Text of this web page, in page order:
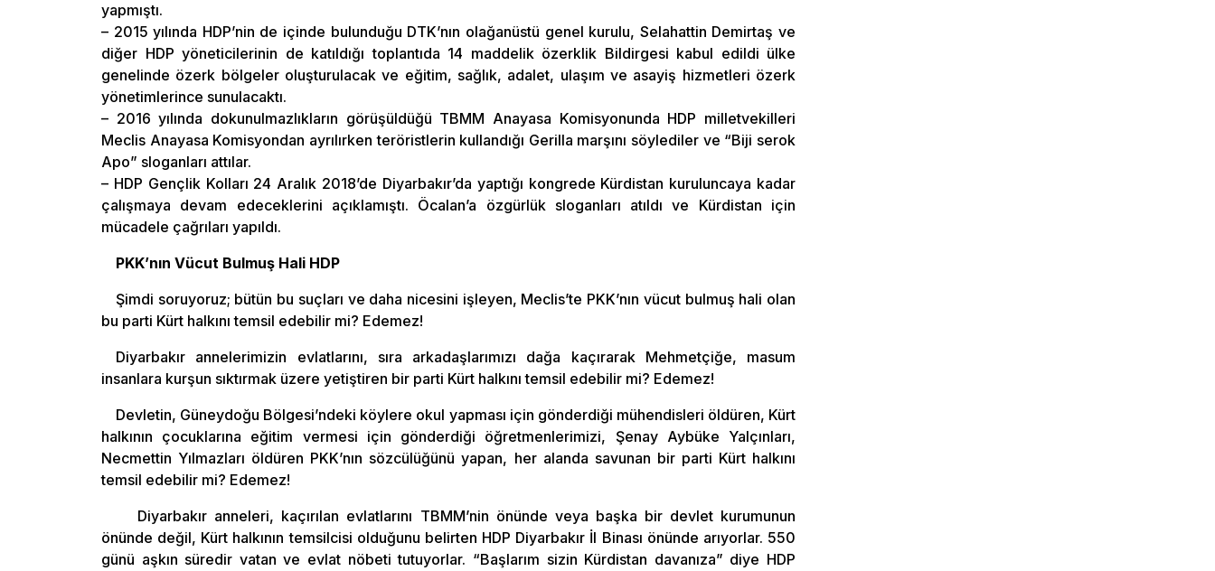
yapmıştı.
– 2015 yılında HDP’nin de içinde bulunduğu DTK’nın olağanüstü genel kurulu, Selahattin Demirtaş ve
diğer HDP yöneticilerinin de katıldığı toplantıda 14 maddelik özerklik Bildirgesi kabul edildi ülke
genelinde özerk bölgeler oluşturulacak ve eğitim, sağlık, adalet, ulaşım ve asayiş hizmetleri özerk
yönetimlerince sunulacaktı.
– 2016 yılında dokunulmazlıkların görüşüldüğü TBMM Anayasa Komisyonunda HDP milletvekilleri
Meclis Anayasa Komisyondan ayrılırken teröristlerin kullandığı Gerilla marşını söylediler ve “Biji serok
Apo” sloganları attılar.
– HDP Gençlik Kolları 24 Aralık 2018’de Diyarbakır’da yaptığı kongrede Kürdistan kuruluncaya kadar
çalışmaya devam edeceklerini açıklamıştı. Öcalan’a özgürlük sloganları atıldı ve Kürdistan için
mücadele çağrıları yapıldı.
PKK’nın Vücut Bulmuş Hali HDP
Şimdi soruyoruz; bütün bu suçları ve daha nicesini işleyen, Meclis’te PKK’nın vücut bulmuş hali olan
bu parti Kürt halkını temsil edebilir mi? Edemez!
Diyarbakır annelerimizin evlatlarını, sıra arkadaşlarımızı dağa kaçırarak Mehmetçiğe, masum
insanlara kurşun sıktırmak üzere yetiştiren bir parti Kürt halkını temsil edebilir mi? Edemez!
Devletin, Güneydoğu Bölgesi’ndeki köylere okul yapması için gönderdiği mühendisleri öldüren, Kürt
halkının çocuklarına eğitim vermesi için gönderdiği öğretmenlerimizi, Şenay Aybüke Yalçınları,
Necmettin Yılmazları öldüren PKK’nın sözcülüğünü yapan, her alanda savunan bir parti Kürt halkını
temsil edebilir mi? Edemez!
Diyarbakır anneleri, kaçırılan evlatlarını TBMM’nin önünde veya başka bir devlet kurumunun
önünde değil, Kürt halkının temsilcisi olduğunu belirten HDP Diyarbakır İl Binası önünde arıyorlar. 550
günü aşkın süredir vatan ve evlat nöbeti tutuyorlar. “Başlarım sizin Kürdistan davanıza” diye HDP